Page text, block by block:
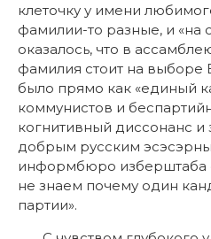
клеточку у имени
фамилии-то разные, и «на
оказалось, что в
фамилия стоит на выборе
было прямо как «единый
коммунистов и
когнитивный диссонанс и
добрым русским
информбюро изберштаба
не знаем почему один
партии».